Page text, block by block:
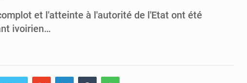
et l'atteinte à l'autorité de l'Etat ont été
ivoirien…